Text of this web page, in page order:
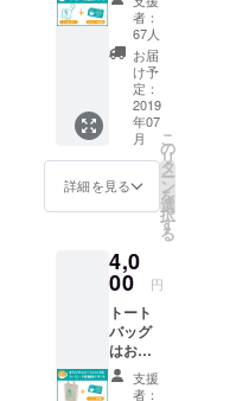
『Love It,
Portland』ツ
アーを毎年
開催し、２
０１８年、
ポートラン
ドにて街に
貢献した人
贈られる
『Rose City
Award』を受
ポートラン
グにご
協力い
ただい
た方限
定のも
のとな
りま
す。 ク
ラウド
ファウ
定 「1st
edition
」のプ
が入り
ます。
（※デザ
インは
検討中
ヒーを
飲みに
来られ
た時に
お渡し
しま
す。 今
後も
グッズ
として
キーホ
ルダー
はして
いきま
すが、
今回
は、こ
のクラ
ウド
ファン
者：
67人
お届
け予
定：
2019
年07
月
詳細を見る
こ
の
リ
タ
ー
ン
を
選
択
す
る
4,0
00 円
トート
バッグ
はお店
にコー
ヒーを
支援
者：